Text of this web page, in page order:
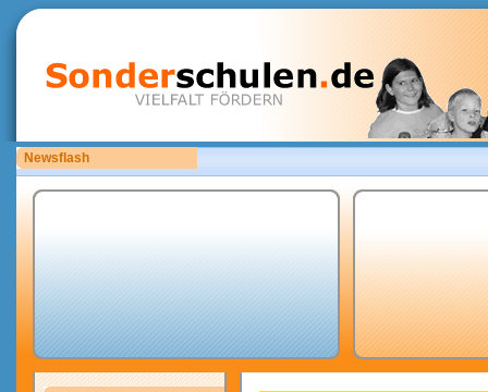
Newsflash
Sonderschulen.de ist auf der Suche nach Mitarbeitern.